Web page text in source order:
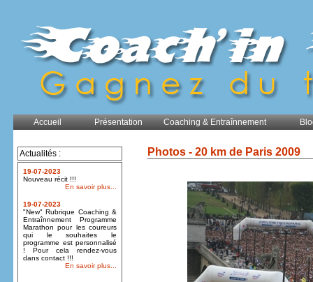
Accueil Présentation Coaching & Entraînnement
Actualités :
19-07-2023
Nouveau récit !!!
En savoir plus...
19-07-2023
"New" Rubrique Coaching &
Entraînnement Programme
Marathon pour les coureurs
qui le souhaites le
programme est personnalisé
! Pour cela rendez-vous
dans contact !!!
En savoir plus...
Photos - 20 km de Paris 2009